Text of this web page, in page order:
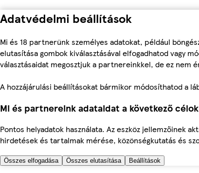
Adatvédelmi beállítások
Mi és 18 partnerünk személyes adatokat, például
elutasítása gombok kiválasztásával elfogadhatod vagy
választásaidat megosztjuk a partnereinkkel, de ez nem
A hozzájárulási beállításokat bármikor módosíthatod a
Mi és partnereink adataidat a következő
Pontos helyadatok használata. Az eszköz jellemzőinek
hirdetések és tartalmak mérése, közönségkutatás és
Összes elfogadása Összes elutasítása Beállítások